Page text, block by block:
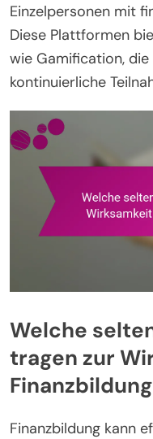
Einzelpersonen mit
Diese Plattformen
wie Gamification,
kontinuierliche
Welche
tragen zur
Finanzbildung kann